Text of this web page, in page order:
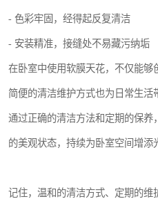
- 色彩牢固，经得起反复清洁
- 安装精准，接缝处不易藏污纳垢
在卧室中使用软膜天花，不仅能
简便的清洁维护方式也为日常生活
通过正确的清洁方法和定期的保
的美观状态，持续为卧室空间增添
记住，温和的清洁方式、定期的维